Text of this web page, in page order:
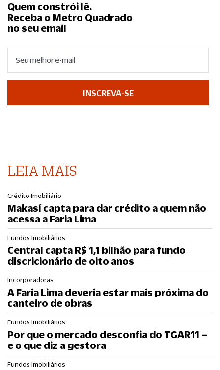
Quem constrói lê.
Receba o Metro Quadrado
no seu email
INSCREVA-SE
LEIA MAIS
Crédito Imobiliário
Makasí capta para dar crédito a quem não
acessa a Faria Lima
Fundos Imobiliários
Central capta R$ 1,1 bilhão para fundo
discricionário de oito anos
Incorporadoras
A Faria Lima deveria estar mais próxima do
canteiro de obras
Fundos Imobiliários
Por que o mercado desconfia do TGAR11 –
e o que diz a gestora
Fundos Imobiliários